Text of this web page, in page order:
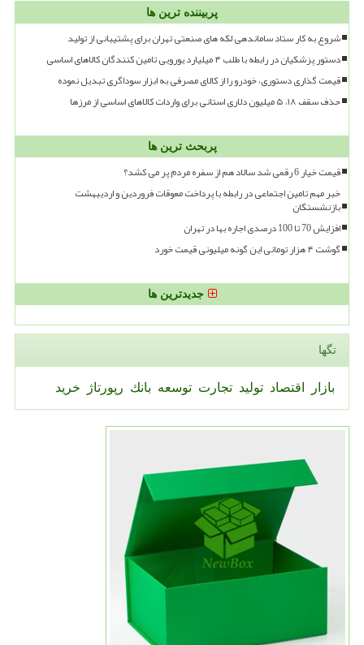
پربیننده ترین ها
شروع به کار ستاد ساماندهی لکه های صنعتی تهران برای پشتیبانی از تولید
دستور پزشکیان در رابطه با طلب ۴ میلیارد یورویی تامین کنندگان کالاهای اساسی
قیمت گذاری دستوری، خودرو را از کالای مصرفی به ابزار سوداگری تبدیل نموده
حذف سقف ۱۸، ۵ میلیون دلاری استانی برای واردات کالاهای اساسی از مرزها
پربحث ترین ها
قیمت خیار 6 رقمی شد سالاد هم از سفره مردم پر می کشد؟
خبر مهم تامین اجتماعی در رابطه با پرداخت معوقات فروردین و اردیبهشت
بازنشستگان
افزایش 70 تا 100 درصدی اجاره بها در تهران
گوشت ۴ هزار تومانی این گونه میلیونی قیمت خورد
جدیدترین ها
تگها
بازار اقتصاد تولید تجارت توسعه بانك رپورتاژ خرید